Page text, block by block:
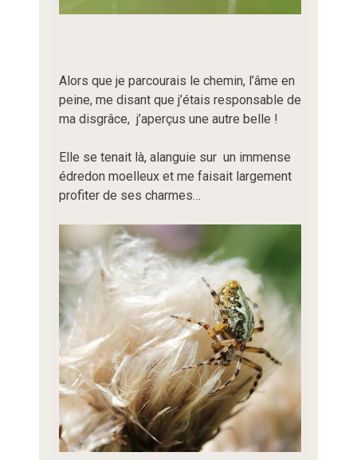
Alors que je parcourais le chemin, l’âme en
peine, me disant que j’étais responsable de
ma disgrâce, j’aperçus une autre belle !
Elle se tenait là, alanguie sur un immense
édredon moelleux et me faisait largement
profiter de ses charmes…